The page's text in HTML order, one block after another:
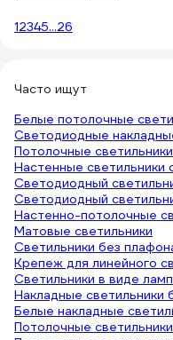
12345...26
Часто ищут
Белые потолочные
Светодиодные
Потолочные
Настенные светильники
Светодиодный
Светодиодный
Настенно-потолочные
Матовые светильники
Светильники без
Крепеж для линейного
Светильники в виде
Накладные светильники
Белые накладные
Потолочные